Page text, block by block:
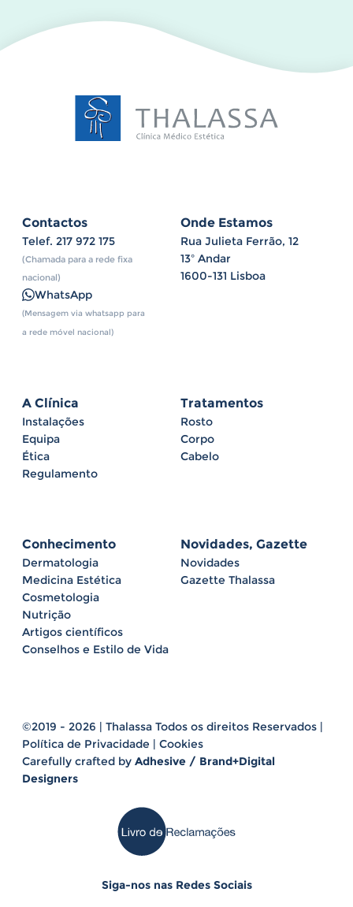
Contactos
Telef. 217 972 175
(Chamada para a rede fixa
nacional)
WhatsApp
(Mensagem via whatsapp para
a rede móvel nacional)
Onde Estamos
Rua Julieta Ferrão, 12
13º Andar
1600-131 Lisboa
A Clínica
Instalações
Equipa
Ética
Regulamento
Tratamentos
Rosto
Corpo
Cabelo
Conhecimento
Dermatologia
Medicina Estética
Cosmetologia
Nutrição
Artigos científicos
Conselhos e Estilo de Vida
Novidades, Gazette
Novidades
Gazette Thalassa
©2019 - 2026 | Thalassa Todos os direitos Reservados |
Política de Privacidade
Cookies
Carefully crafted by Adhesive / Brand+Digital
Designers
Siga-nos nas Redes Sociais